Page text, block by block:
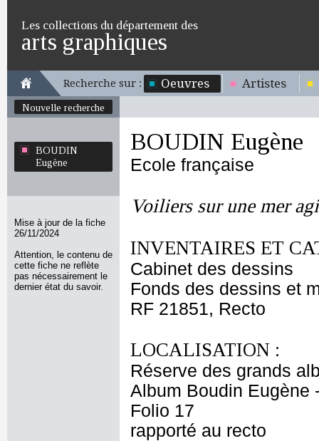
Les collections du département des
arts graphiques
Recherche sur : Oeuvres Artistes
Nouvelle recherche
BOUDIN
Eugène
Mise à jour de la fiche
26/11/2024
Attention, le contenu de
cette fiche ne reflète
pas nécessairement le
dernier état du savoir.
BOUDIN Eugène
Ecole française
Voiliers sur une mer
INVENTAIRES ET
Cabinet des dessins
Fonds des dessins et
RF 21851, Recto
LOCALISATION :
Réserve des grands
Album Boudin Eugène
Folio 17
rapporté au recto